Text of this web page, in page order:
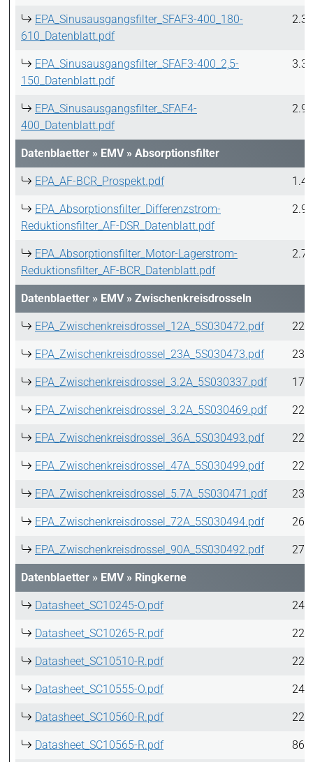
EPA_Sinusausgangsfilter_SFAF3-400_180-
610_Datenblatt.pdf
EPA_Sinusausgangsfilter_SFAF3-400_2,5-
150_Datenblatt.pdf
EPA_Sinusausgangsfilter_SFAF4-
400_Datenblatt.pdf
Datenblaetter » EMV » Absorptionsfilter
EPA_AF-BCR_Prospekt.pdf
EPA_Absorptionsfilter_Differenzstrom-
Reduktionsfilter_AF-DSR_Datenblatt.pdf
EPA_Absorptionsfilter_Motor-Lagerstrom-
Reduktionsfilter_AF-BCR_Datenblatt.pdf
Datenblaetter » EMV » Zwischenkreisdrosseln
EPA_Zwischenkreisdrossel_12A_5S030472.pdf
EPA_Zwischenkreisdrossel_23A_5S030473.pdf
EPA_Zwischenkreisdrossel_3.2A_5S030337.pdf
EPA_Zwischenkreisdrossel_3.2A_5S030469.pdf
EPA_Zwischenkreisdrossel_36A_5S030493.pdf
EPA_Zwischenkreisdrossel_47A_5S030499.pdf
EPA_Zwischenkreisdrossel_5.7A_5S030471.pdf
EPA_Zwischenkreisdrossel_72A_5S030494.pdf
EPA_Zwischenkreisdrossel_90A_5S030492.pdf
Datenblaetter » EMV » Ringkerne
Datasheet_SC10245-O.pdf
Datasheet_SC10265-R.pdf
Datasheet_SC10510-R.pdf
Datasheet_SC10555-O.pdf
Datasheet_SC10560-R.pdf
Datasheet_SC10565-R.pdf